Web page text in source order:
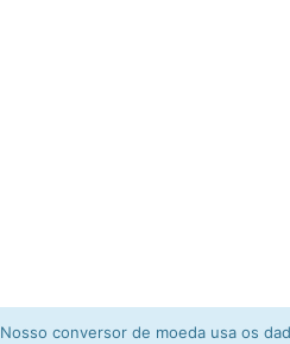
Nosso conversor de moeda usa os